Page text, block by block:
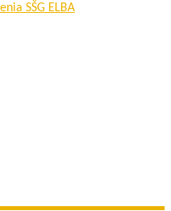
SŠG ELBA